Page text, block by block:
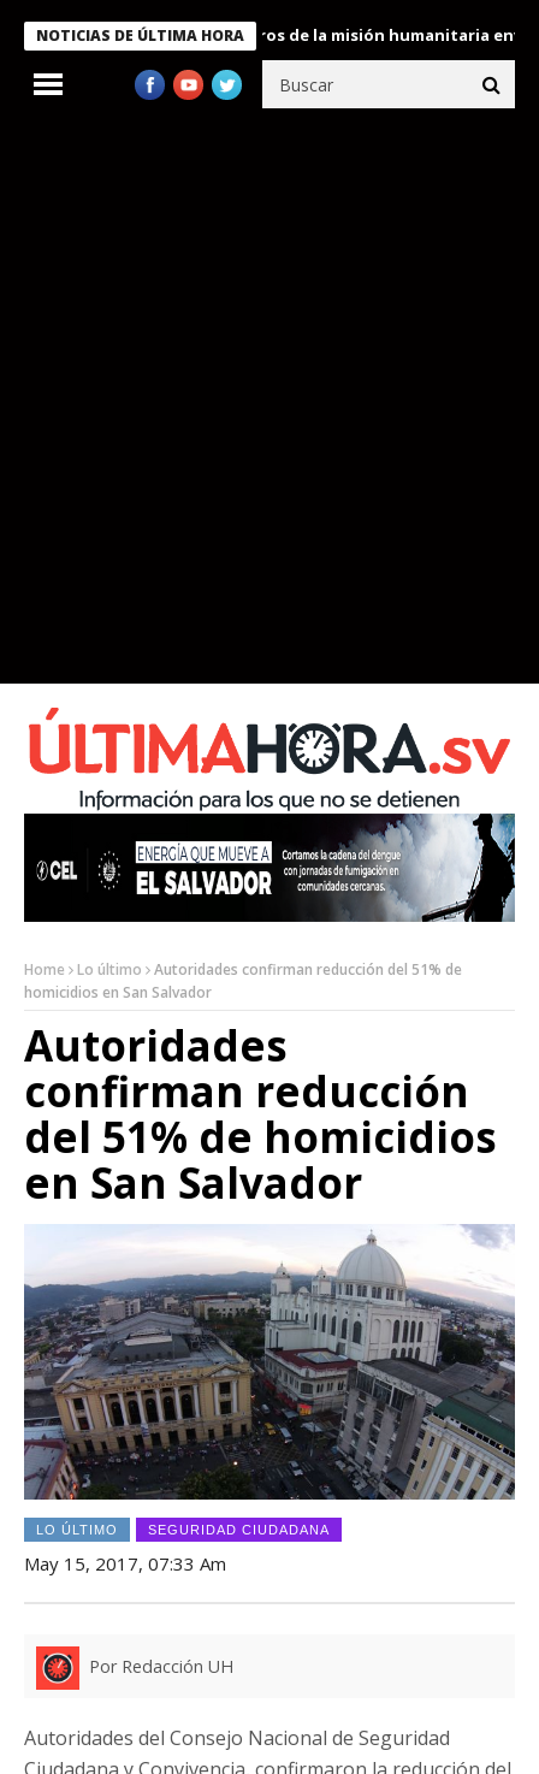
NOTICIAS DE ÚLTIMA HORA
condecora a miembros de la misión humanitaria enviada a
Home Lo último
Autoridades confirman reducción del 51% de
homicidios en San Salvador
Autoridades
confirman reducción
del 51% de homicidios
en San Salvador
LO ÚLTIMO SEGURIDAD CIUDADANA
May 15, 2017, 07:33 Am
Por Redacción UH
Autoridades del Consejo Nacional de Seguridad